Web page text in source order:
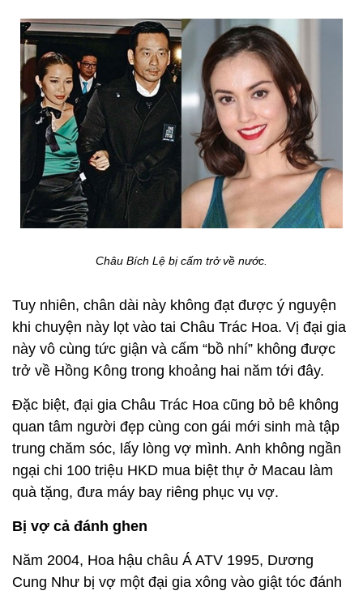
Châu Bích Lệ bị cấm trở về nước.
Tuy nhiên, chân dài này không đạt được ý nguyện
khi chuyện này lọt vào tai Châu Trác Hoa. Vị đại gia
này vô cùng tức giận và cấm “bồ nhí” không được
trở về Hồng Kông trong khoảng hai năm tới đây.
Đặc biệt, đại gia Châu Trác Hoa cũng bỏ bê không
quan tâm người đẹp cùng con gái mới sinh mà tập
trung chăm sóc, lấy lòng vợ mình. Anh không ngần
ngại chi 100 triệu HKD mua biệt thự ở Macau làm
quà tặng, đưa máy bay riêng phục vụ vợ.
Bị vợ cả đánh ghen
Năm 2004, Hoa hậu châu Á ATV 1995, Dương
Cung Như bị vợ một đại gia xông vào giật tóc đánh